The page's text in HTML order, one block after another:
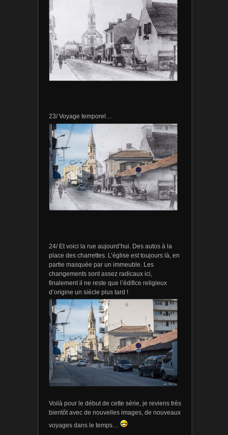
23/ Voyage temporel…
24/ Et voici la rue aujourd’hui. Des autos à la
place des charrettes. L’église est toujours là, en
partie masquée par un immeuble. Les
changements sont assez radicaux ici,
finalement il ne reste que l’édifice religieux
d’origine un siècle plus tard !
Voilà pour le début de cette série, je reviens très
bientôt avec de nouvelles images, de nouveaux
voyages dans le temps…